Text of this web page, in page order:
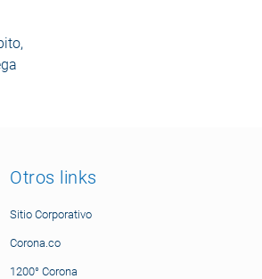
Otros links
Sitio Corporativo
Corona.co
1200° Corona